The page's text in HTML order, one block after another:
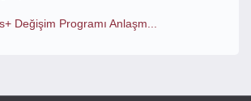
Değişim Programı Anlaşm...